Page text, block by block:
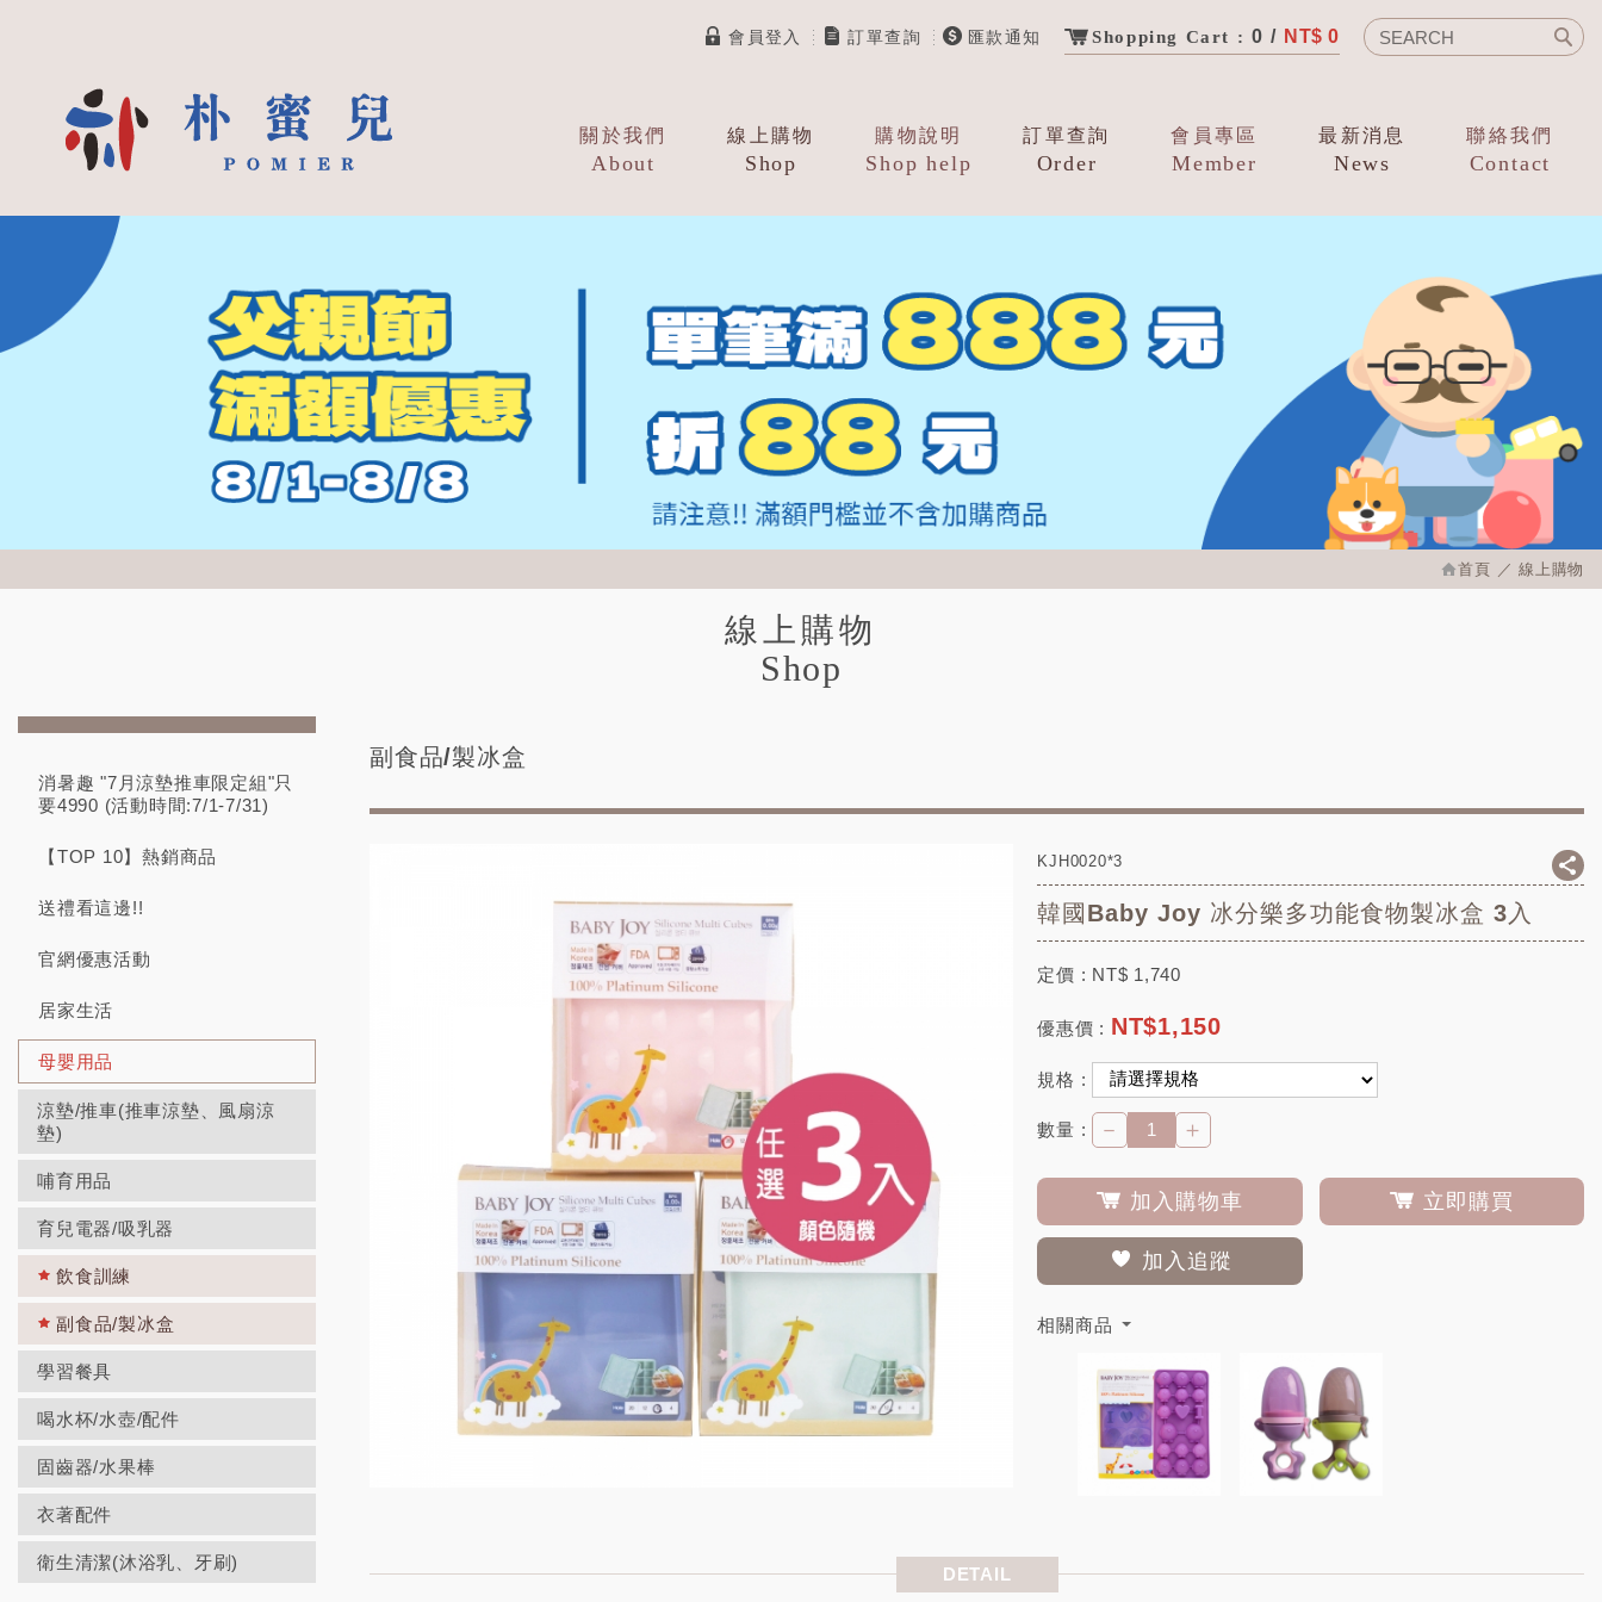
會員登入 訂單查詢 匯款通知 Shopping Cart : 0 / NT$ 0
關於我們
About
線上購物
Shop
購物說明
Shop help
訂單查詢
Order
會員專區
Member
最新消息
News
聯絡我們
Contact
首頁 線上購物
線上購物
Shop
消暑趣 "7月涼墊推車限定組"只
要4990 (活動時間:7/1-7/31)
【TOP 10】熱銷商品
送禮看這邊!!
官網優惠活動
居家生活
母嬰用品
涼墊/推車(推車涼墊、風扇涼
墊)
哺育用品
育兒電器/吸乳器
飲食訓練
副食品/製冰盒
學習餐具
喝水杯/水壺/配件
固齒器/水果棒
衣著配件
衛生清潔(沐浴乳、牙刷)
副食品/製冰盒
KJH0020*3
韓國Baby Joy 冰分樂多功能食物製冰盒 3入
定價 : NT$ 1,740
優惠價 : NT$1,150
規格 :
數量 : － ＋
加入購物車 立即購買
加入追蹤
相關商品
DETAIL